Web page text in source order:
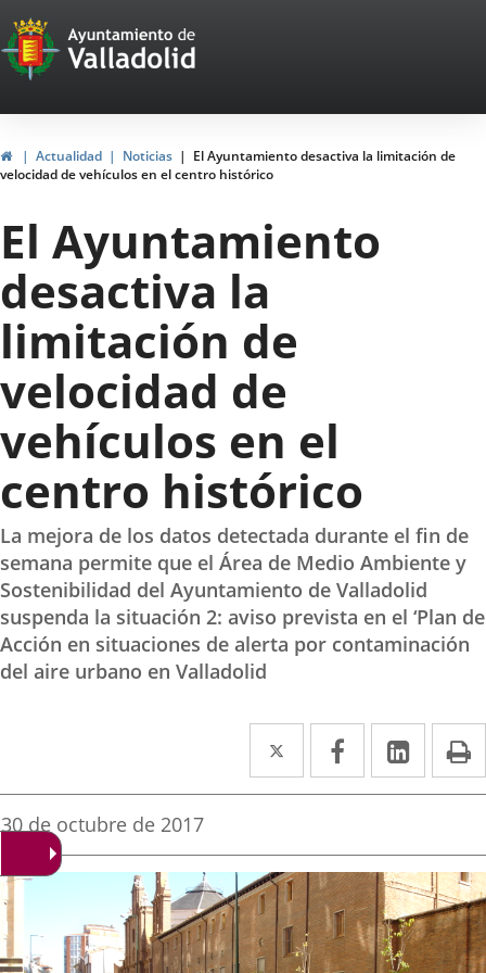
Portal
Web
del
Ayuntamiento
de
Valladolid
HomeActualidad Noticias
El Ayuntamiento desactiva la limitación de
velocidad de vehículos en el centro histórico
El Ayuntamiento
desactiva la
limitación de
velocidad de
vehículos en el
centro histórico
La mejora de los datos detectada durante el fin de
semana permite que el Área de Medio Ambiente y
Sostenibilidad del Ayuntamiento de Valladolid
suspenda la situación 2: aviso prevista en el ‘Plan de
Acción en situaciones de alerta por contaminación
del aire urbano en Valladolid
Twitter
Enlace
a
aplicación
externa.
Facebook
Enlace
a
aplicación
externa.
Enlace
a
Fecha
noticia
30 de octubre de 2017